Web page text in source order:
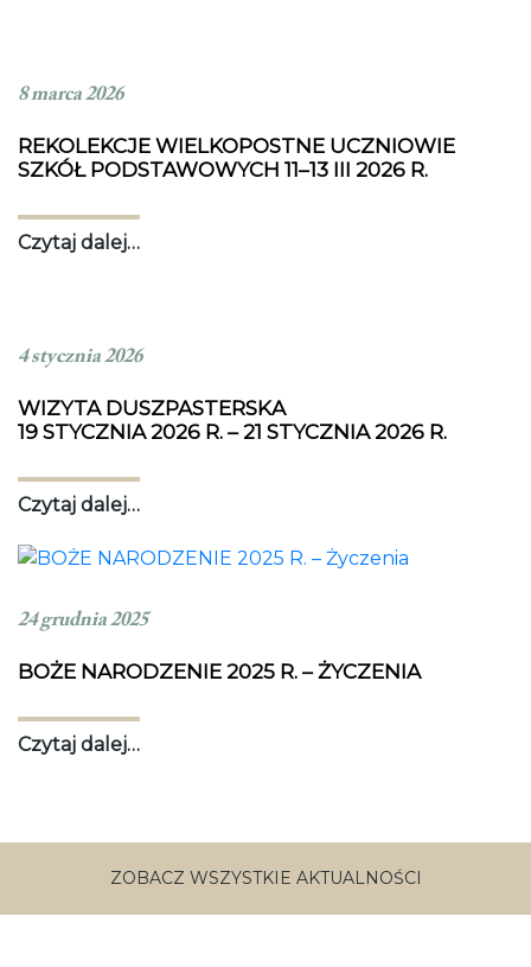
8 marca 2026
REKOLEKCJE WIELKOPOSTNE UCZNIOWIE
SZKÓŁ PODSTAWOWYCH 11–13 III 2026 R.
Czytaj dalej…
4 stycznia 2026
WIZYTA DUSZPASTERSKA
19 STYCZNIA 2026 R. – 21 STYCZNIA 2026 R.
Czytaj dalej…
24 grudnia 2025
BOŻE NARODZENIE 2025 R. – ŻYCZENIA
Czytaj dalej…
ZOBACZ WSZYSTKIE AKTUALNOŚCI